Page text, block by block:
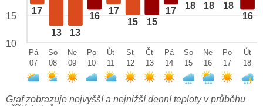
17
13 13
16
17
15 15
17
18 18 18
16
15
10
Pá
07
So
08
Ne
09
Po
10
Út
11
St
12
Čt
13
Pá
14
So
15
Ne
16
Po
17
Út
18
Graf zobrazuje nejvyšší a nejnižší denní teploty v průběhu